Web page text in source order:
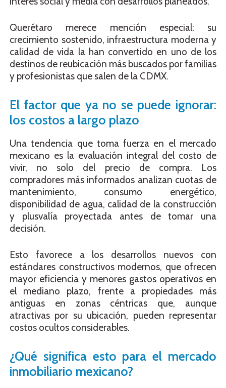
Querétaro merece mención especial: su
crecimiento sostenido, infraestructura moderna y
calidad de vida la han convertido en uno de los
destinos de reubicación más buscados por familias
y profesionistas que salen de la CDMX.
El factor que ya no se puede ignorar:
los costos a largo plazo
Una tendencia que toma fuerza en el mercado
mexicano es la evaluación integral del costo de
vivir, no solo del precio de compra. Los
compradores más informados analizan cuotas de
mantenimiento, consumo energético,
disponibilidad de agua, calidad de la construcción
y plusvalía proyectada antes de tomar una
decisión.
Esto favorece a los desarrollos nuevos con
estándares constructivos modernos, que ofrecen
mayor eficiencia y menores gastos operativos en
el mediano plazo, frente a propiedades más
antiguas en zonas céntricas que, aunque
atractivas por su ubicación, pueden representar
costos ocultos considerables.
¿Qué significa esto para el mercado
inmobiliario mexicano?